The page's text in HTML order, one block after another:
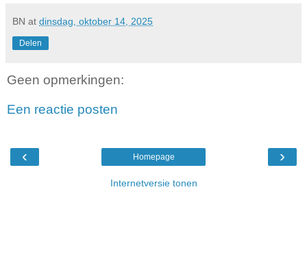
BN at dinsdag, oktober 14, 2025
Delen
Geen opmerkingen:
Een reactie posten
‹ ›
Homepage
Internetversie tonen